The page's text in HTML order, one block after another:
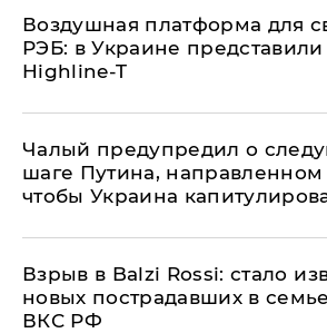
Воздушная платформа для
РЭБ: в Украине
Highline-T
Чалый предупредил о
шаге Путина, направленном
чтобы Украина
Взрыв в Balzi Rossi: стало
новых пострадавших в
ВКС РФ